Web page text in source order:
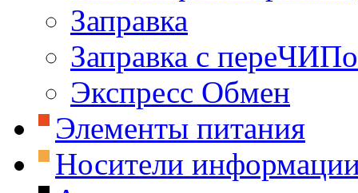
Заправка
Заправка с
Экспресс Обмен
Элементы питания
Носители